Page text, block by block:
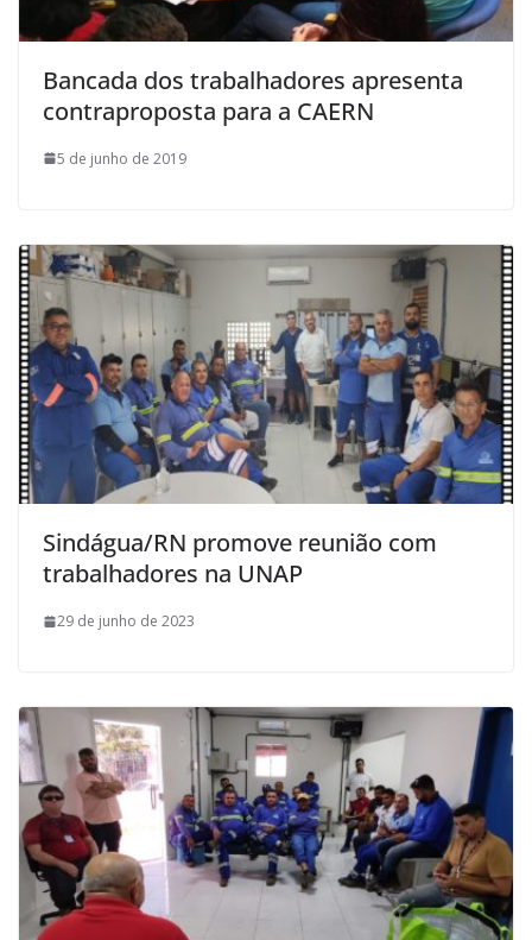
Bancada dos trabalhadores apresenta
contraproposta para a CAERN
5 de junho de 2019
Sindágua/RN promove reunião com
trabalhadores na UNAP
29 de junho de 2023